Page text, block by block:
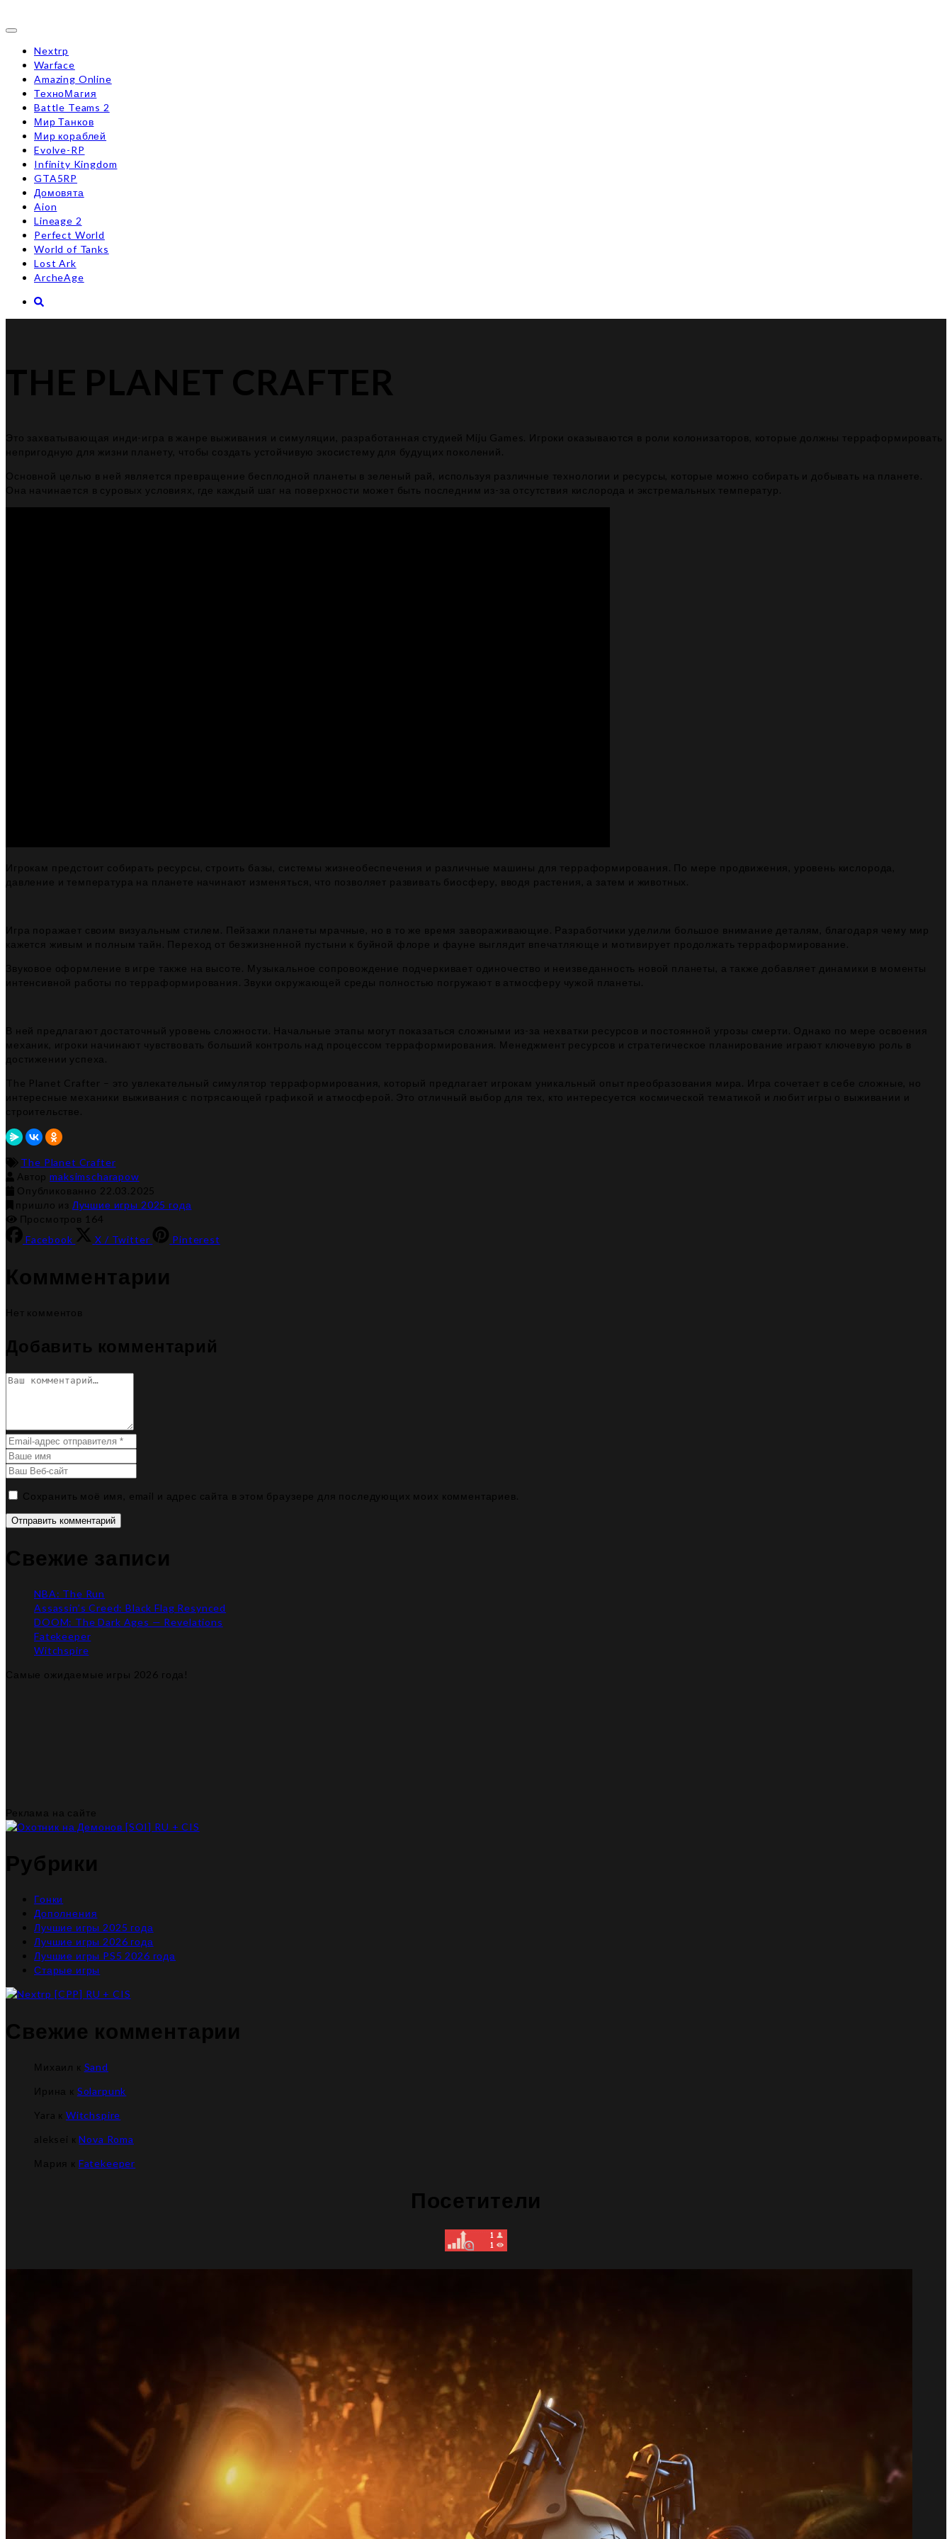
Toggle
navigationNextrp
Warface
Amazing Online
ТехноМагия
Battle Teams 2
Мир Танков
Мир кораблей
Evolve-RP
Infinity Kingdom
GTA5RP
Домовята
Aion
Lineage 2
Perfect World
World of Tanks
Lost Ark
ArcheAge
THE PLANET CRAFTER
Это захватывающая инди-игра в жанре выживания и симуляции, разработанная студией Miju Games. Игроки оказываются в роли колонизаторов, которые должны терраформировать
непригодную для жизни планету, чтобы создать устойчивую экосистему для будущих поколений.
Основной целью в ней является превращение бесплодной планеты в зеленый рай, используя различные технологии и ресурсы, которые можно собирать и добывать на планете.
Она начинается в суровых условиях, где каждый шаг на поверхности может быть последним из-за отсутствия кислорода и экстремальных температур.
Игрокам предстоит собирать ресурсы, строить базы, системы жизнеобеспечения и различные машины для терраформирования. По мере продвижения, уровень кислорода,
давление и температура на планете начинают изменяться, что позволяет развивать биосферу, вводя растения, а затем и животных.
Игра поражает своим визуальным стилем. Пейзажи планеты мрачные, но в то же время завораживающие. Разработчики уделили большое внимание деталям, благодаря чему мир
кажется живым и полным тайн. Переход от безжизненной пустыни к буйной флоре и фауне выглядит впечатляюще и мотивирует продолжать терраформирование.
Звуковое оформление в игре также на высоте. Музыкальное сопровождение подчеркивает одиночество и неизведанность новой планеты, а также добавляет динамики в моменты
интенсивной работы по терраформирования. Звуки окружающей среды полностью погружают в атмосферу чужой планеты.
В ней предлагают достаточный уровень сложности. Начальные этапы могут показаться сложными из-за нехватки ресурсов и постоянной угрозы смерти. Однако по мере освоения
механик, игроки начинают чувствовать больший контроль над процессом терраформирования. Менеджмент ресурсов и стратегическое планирование играют ключевую роль в
достижении успеха.
The Planet Crafter – это увлекательный симулятор терраформирования, который предлагает игрокам уникальный опыт преобразования мира. Игра сочетает в себе сложные, но
интересные механики выживания с потрясающей графикой и атмосферой. Это отличный выбор для тех, кто интересуется космической тематикой и любит игры о выживании и
строительстве.
The Planet Crafter
Авторmaksimscharapow
Опубликованно
22.03.2025
пришло из Лучшие игры 2025 года
Просмотров 164
Facebook
X / Twitter Pinterest
Коммментарии
Нет комментов
Добавить комментарий
Сохранить моё имя, email и адрес сайта в этом браузере для последующих моих комментариев.
Отправить комментарий
Свежие записи
NBA: The Run
Assassin’s Creed: Black Flag Resynced
DOOM: The Dark Ages — Revelations
Fatekeeper
Witchspire
Самые ожидаемые игры 2026 года!
Реклама на сайте
Рубрики
Гонки
Дополнения
Лучшие игры 2025 года
Лучшие игры 2026 года
Лучшие игры PS5 2026 года
Старые игры
Свежие комментарии
Михаил к Sand
Ирина к Solarpunk
Yara к Witchspire
aleksei кNova Roma
Мария к Fatekeeper
Посетители